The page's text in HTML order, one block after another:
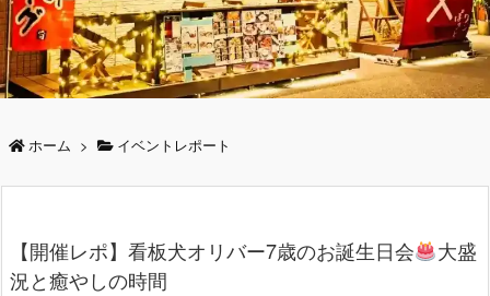
ホーム > イベントレポート
【開催レポ】看板犬オリバー7歳のお誕生日会
大盛
況と癒やしの時間